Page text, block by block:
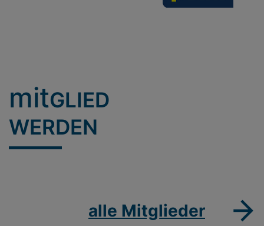
mitGLIED
WERDEN
alle Mitglieder